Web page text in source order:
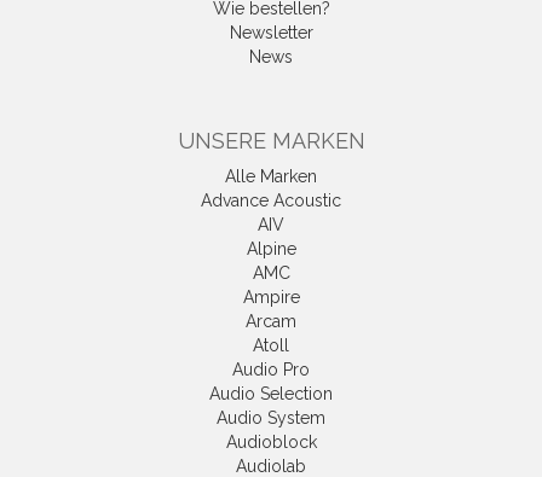
Wie bestellen?
Newsletter
News
UNSERE MARKEN
Alle Marken
Advance Acoustic
AIV
Alpine
AMC
Ampire
Arcam
Atoll
Audio Pro
Audio Selection
Audio System
Audioblock
Audiolab